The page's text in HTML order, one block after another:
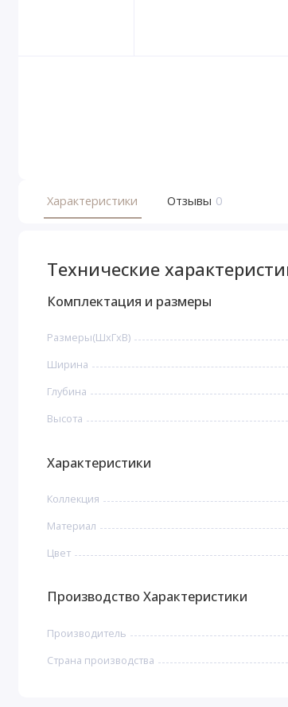
Характеристики Отзывы 0
Технические
Комплектация и размеры
Размеры(ШxГxВ)
Ширина
Глубина
Высота
Характеристики
Коллекция
Материал
Цвет
Производство Характеристики
Производитель
Страна производства